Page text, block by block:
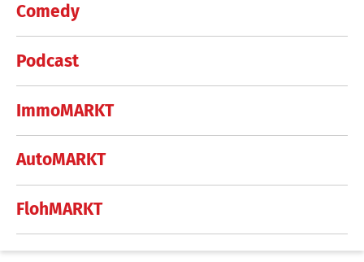
Comedy
Podcast
ImmoMARKT
AutoMARKT
FlohMARKT